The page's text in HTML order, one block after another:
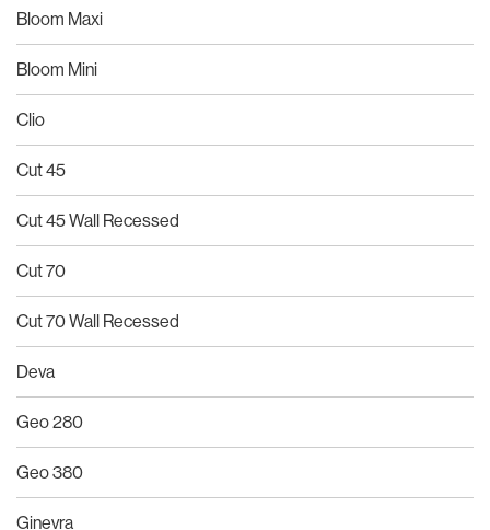
Bloom Maxi
Bloom Mini
Clio
Cut 45
Cut 45 Wall Recessed
Cut 70
Cut 70 Wall Recessed
Deva
Geo 280
Geo 380
Ginevra